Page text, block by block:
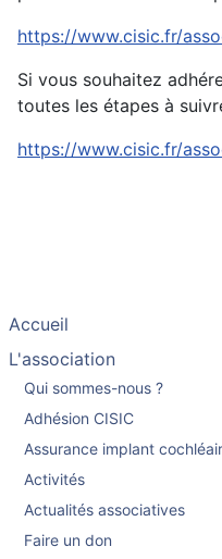
https://www.cisic.fr/
Si vous souhaitez
toutes les étapes à
https://www.cisic.fr/
Accueil
L'association
Qui sommes-nous ?
Adhésion CISIC
Assurance implant
Activités
Actualités associatives
Faire un don